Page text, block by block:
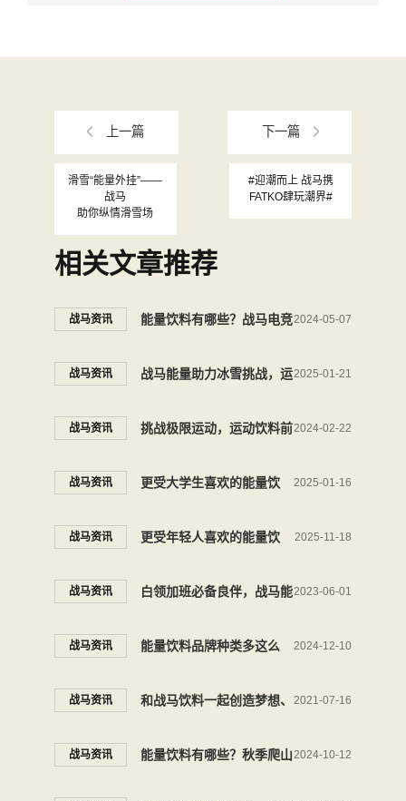
上一篇
滑雪“能量外挂”——
战马
助你纵情滑雪场
下一篇
#迎潮而上 战马携
FATKO肆玩潮界#
相关文章推荐
战马资讯 能量饮料有哪些？战马电竞
用户的能量“buff”
2024-05-07
战马资讯 战马能量助力冰雪挑战，运
动热情无畏严寒
2025-01-21
战马资讯 挑战极限运动，运动饮料前
十名还得看它
2024-02-22
战马资讯 更受大学生喜欢的能量饮
料，寒假归家来罐战马
2025-01-16
战马资讯 更受年轻人喜欢的能量饮
料，当然是年轻能量搭子战
2025-11-18
战马资讯 白领加班必备良伴，战马能
量饮料提供持久能量
2023-06-01
战马资讯 能量饮料品牌种类多这么
多，消除疲劳选这款准没错
2024-12-10
战马资讯 和战马饮料一起创造梦想、
一往无前
2021-07-16
战马资讯 能量饮料有哪些？秋季爬山2024-10-12